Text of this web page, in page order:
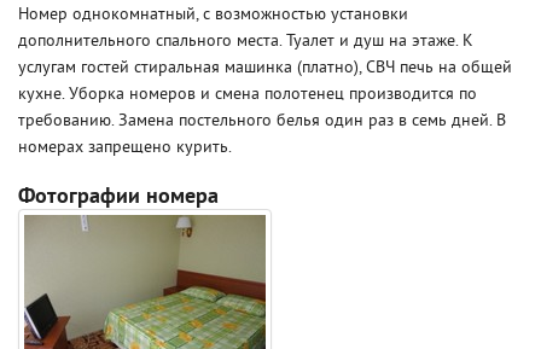
Номер однокомнатный, с возможностью установки
дополнительного спального места. Туалет и душ на этаже. К
услугам гостей стиральная машинка (платно), СВЧ печь на общей
кухне. Уборка номеров и смена полотенец производится по
требованию. Замена постельного белья один раз в семь дней. В
номерах запрещено курить.
Фотографии номера